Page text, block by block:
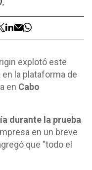
explotó este
la plataforma de
en Cabo
durante la prueba
en un breve
que "todo el